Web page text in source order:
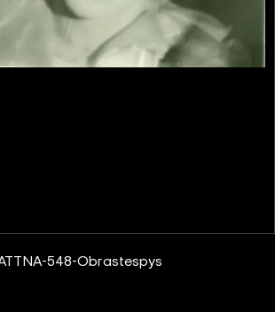
548-Obrastespys